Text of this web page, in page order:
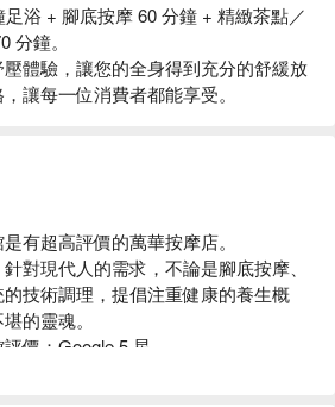
足浴 + 腳底按摩 60 分鐘 + 精緻茶點／
分鐘。
壓體驗，讓您的全身得到充分的舒緩放
讓每一位消費者都能享受。
有超高評價的萬華按摩店。
對現代人的需求，不論是腳底按摩、
技術調理，提倡注重健康的養生概
的靈魂。
價：Google 5 星。